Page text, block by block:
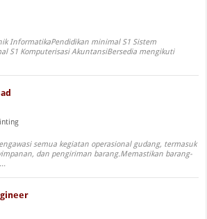
InformatikaPendidikan minimal S1 Sistem
S1 Komputerisasi AkuntansiBersedia mengikuti
semua kegiatan operasional gudang, termasuk
dan pengiriman barang.Memastikan barang-